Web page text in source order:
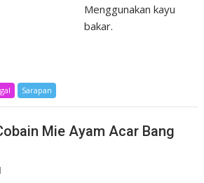
Menggunakan kayu
bakar.
Sarapan
Mie Ayam Acar Bang